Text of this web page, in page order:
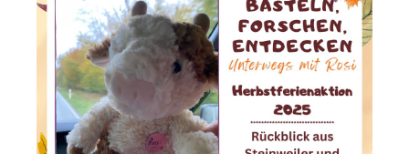
Michael Wagner (CDU) ins
Gespräch. Ziel der Veranstaltung war
es, […]